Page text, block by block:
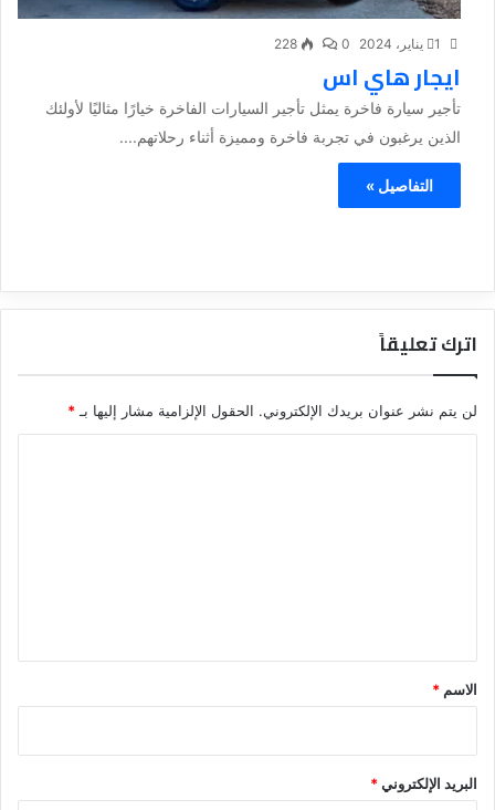
1 يناير، 2024 0
228
ايجار هاي اس
تأجير سيارة فاخرة يمثل تأجير السيارات الفاخرة خيارًا مثاليًا لأولئك
الذين يرغبون في تجربة فاخرة ومميزة أثناء رحلاتهم....
التفاصيل »
اترك تعليقاً
لن يتم نشر عنوان بريدك الإلكتروني. الحقول الإلزامية مشار إليها بـ *
*
الاسم *
البريد الإلكتروني*